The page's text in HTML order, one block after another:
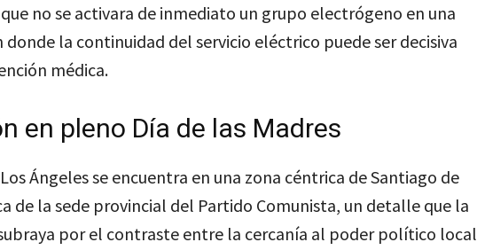
no se activara de inmediato un grupo electrógeno en una
la continuidad del servicio eléctrico puede ser decisiva
médica.
en pleno Día de las Madres
Ángeles se encuentra en una zona céntrica de Santiago de
de la sede provincial del Partido Comunista, un detalle que la
por el contraste entre la cercanía al poder político local